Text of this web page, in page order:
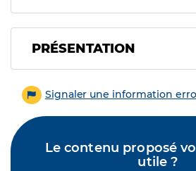
PRÉSENTATION
Signaler une information
Le contenu proposé
utile ?